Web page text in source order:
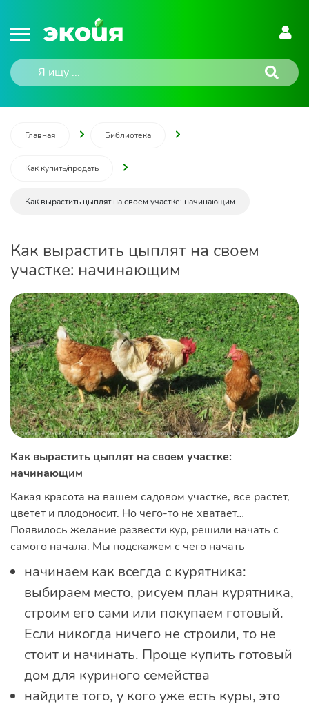
Главная Библиотека
Как купить/продать
Как вырастить цыплят на своем участке: начинающим
Как вырастить цыплят на своем
участке: начинающим
Как вырастить цыплят на своем участке:
начинающим
Какая красота на вашем садовом участке, все растет,
цветет и плодоносит. Но чего-то не хватает…
Появилось желание развести кур, решили начать с
самого начала. Мы подскажем с чего начать
начинаем как всегда с курятника:
выбираем место, рисуем план курятника,
строим его сами или покупаем готовый.
Если никогда ничего не строили, то не
стоит и начинать. Проще купить готовый
дом для куриного семейства
найдите того, у кого уже есть куры, это